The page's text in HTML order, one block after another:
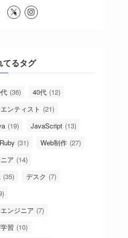
てるタグ
(36) 40代 (12)
ンティスト (21)
(19) JavaScript (13)
Ruby (31) Web制作 (27)
ア (14)
(35) デスク (7)
ンジニア (7)
習 (10)